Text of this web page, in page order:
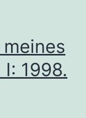
1998.